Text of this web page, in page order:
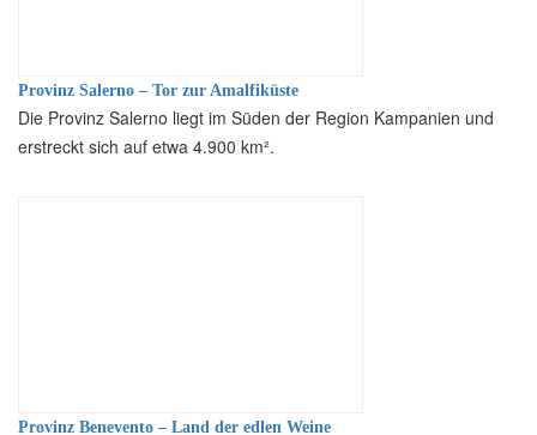
Provinz Salerno – Tor zur Amalfiküste
Die Provinz Salerno liegt im Süden der Region Kampanien und
erstreckt sich auf etwa 4.900 km².
Provinz Benevento – Land der edlen Weine